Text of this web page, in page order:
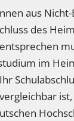
aus Nicht-
des
im